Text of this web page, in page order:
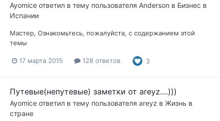
Ayomice ответил в тему пользователя Anderson в Бизнес в
Испании
Мастер, Ознакомьтесь, пожалуйста, с содержанием этой
темы
17 марта 2015 128 ответов 3
Путевые(непутевые) заметки от areyz....)))
Ayomice ответил в тему пользователя areyz в Жизнь в
стране